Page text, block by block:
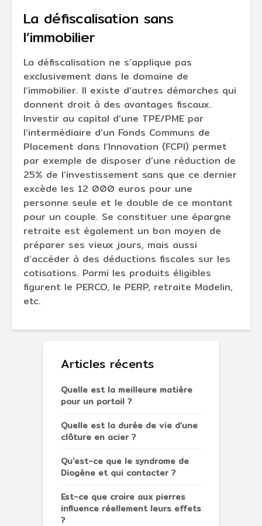
La défiscalisation sans
l’immobilier
La défiscalisation ne s’applique pas
exclusivement dans le domaine de
l’immobilier. Il existe d’autres démarches qui
donnent droit à des avantages fiscaux.
Investir au capital d’une TPE/PME par
l’intermédiaire d’un Fonds Communs de
Placement dans l’Innovation (FCPI) permet
par exemple de disposer d’une réduction de
25% de l’investissement sans que ce dernier
excède les 12 000 euros pour une
personne seule et le double de ce montant
pour un couple. Se constituer une épargne
retraite est également un bon moyen de
préparer ses vieux jours, mais aussi
d’accéder à des déductions fiscales sur les
cotisations. Parmi les produits éligibles
figurent le PERCO, le PERP, retraite Madelin,
etc.
Articles récents
Quelle est la meilleure matière
pour un portail ?
Quelle est la durée de vie d’une
clôture en acier ?
Qu’est-ce que le syndrome de
Diogène et qui contacter ?
Est-ce que croire aux pierres
influence réellement leurs effets
?